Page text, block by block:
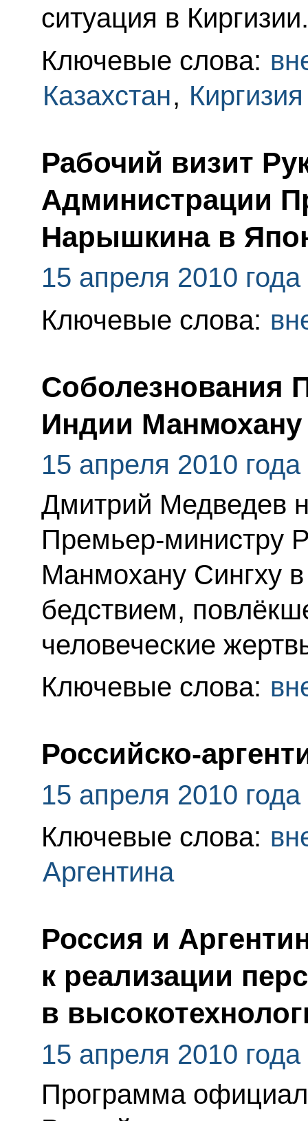
ситуация в Киргизии.
Ключевые слова:
Казахстан, Киргизия
Рабочий визит
Администрации
Нарышкина в
15 апреля 2010 года
Ключевые слова:
Соболезнования
Индии Манмохану
15 апреля 2010 года
Дмитрий Медведев
Премьер-министру
Манмохану Сингху
бедствием,
человеческие
Ключевые слова:
Российско-
15 апреля 2010 года
Ключевые слова:
Аргентина
Россия и
к реализации
в
15 апреля 2010 года
Программа